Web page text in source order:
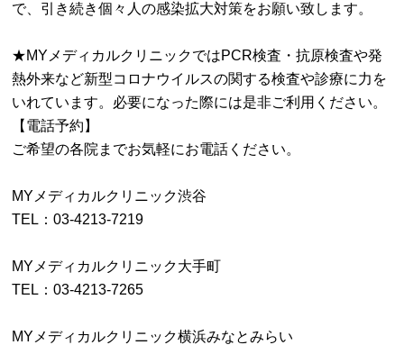
で、引き続き個々人の感染拡大対策をお願い致します。
★MYメディカルクリニックではPCR検査・抗原検査や発
熱外来など新型コロナウイルスの関する検査や診療に力を
いれています。必要になった際には是非ご利用ください。
【電話予約】
ご希望の各院までお気軽にお電話ください。
MYメディカルクリニック渋谷
TEL：03-4213-7219
MYメディカルクリニック大手町
TEL：03-4213-7265
MYメディカルクリニック横浜みなとみらい